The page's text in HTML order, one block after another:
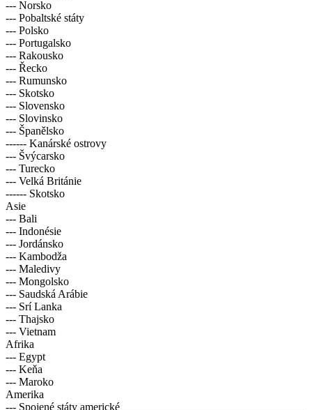
--- Norsko
--- Pobaltské státy
--- Polsko
--- Portugalsko
--- Rakousko
--- Řecko
--- Rumunsko
--- Skotsko
--- Slovensko
--- Slovinsko
--- Španělsko
------ Kanárské ostrovy
--- Švýcarsko
--- Turecko
--- Velká Británie
------ Skotsko
Asie
--- Bali
--- Indonésie
--- Jordánsko
--- Kambodža
--- Maledivy
--- Mongolsko
--- Saudská Arábie
--- Srí Lanka
--- Thajsko
--- Vietnam
Afrika
--- Egypt
--- Keňa
--- Maroko
Amerika
--- Spojené státy americké